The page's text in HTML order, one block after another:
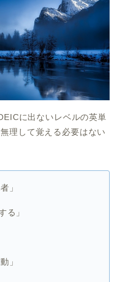
に出ないレベルの英単
理して覚える必要はない
」
る」
」